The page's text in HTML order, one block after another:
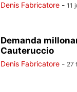
Denis Fabricatore - 11
Demanda
Cauteruccio
Denis Fabricatore - 27